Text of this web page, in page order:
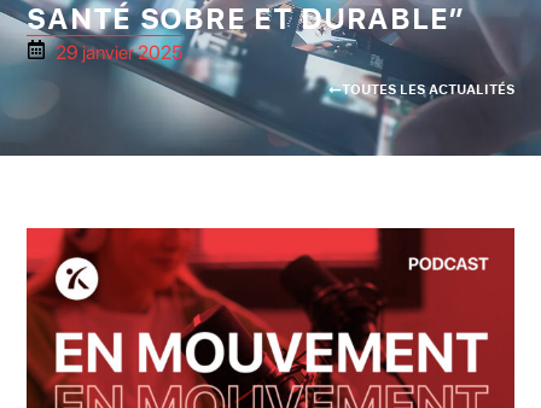
SANTÉ SOBRE ET DURABLE”
29 janvier 2025
TOUTES LES ACTUALITÉS